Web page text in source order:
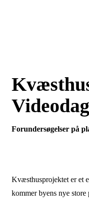
Forundersøgelser på
Kvæsthusprojektet er et
kommer byens nye